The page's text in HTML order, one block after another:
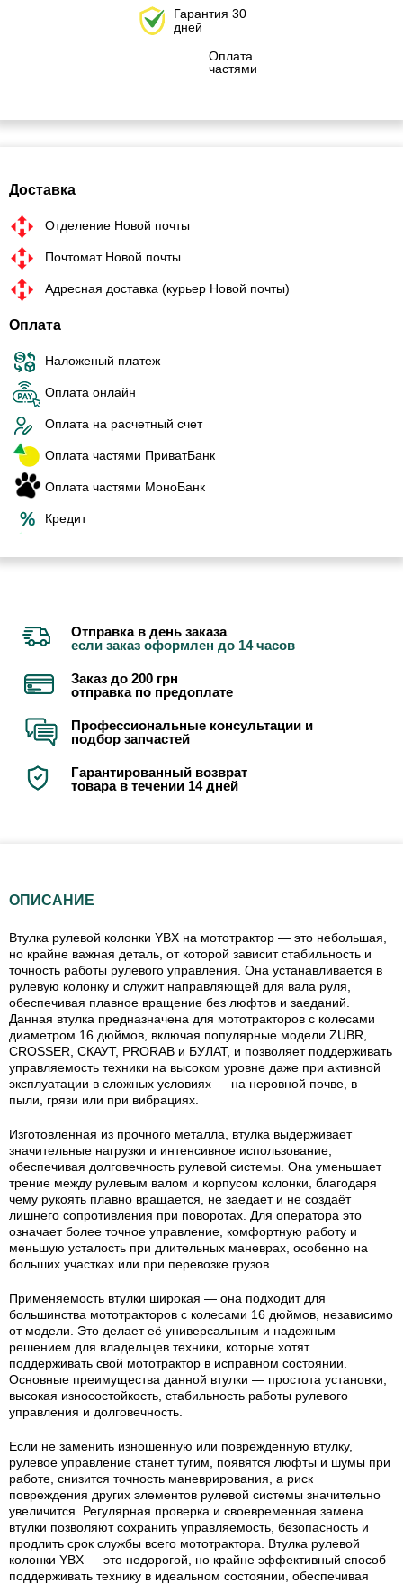
Гарантия 30
дней
Оплата
частями
Доставка
Отделение Новой почты
Почтомат Новой почты
Адресная доставка (курьер Новой почты)
Оплата
Наложеный платеж
Оплата онлайн
Оплата на расчетный счет
Оплата частями ПриватБанк
Оплата частями МоноБанк
Кредит
Отправка в день заказа
если заказ оформлен до 14 часов
Заказ до 200 грн
отправка по предоплате
Профессиональные консультации и
подбор запчастей
Гарантированный возврат
товара в течении 14 дней
ОПИСАНИЕ
Втулка рулевой колонки YBX на мототрактор — это небольшая,
но крайне важная деталь, от которой зависит стабильность и
точность работы рулевого управления. Она устанавливается в
рулевую колонку и служит направляющей для вала руля,
обеспечивая плавное вращение без люфтов и заеданий.
Данная втулка предназначена для мототракторов с колесами
диаметром 16 дюймов, включая популярные модели ZUBR,
CROSSER, СКАУТ, PRORAB и БУЛАТ, и позволяет поддерживать
управляемость техники на высоком уровне даже при активной
эксплуатации в сложных условиях — на неровной почве, в
пыли, грязи или при вибрациях.
Изготовленная из прочного металла, втулка выдерживает
значительные нагрузки и интенсивное использование,
обеспечивая долговечность рулевой системы. Она уменьшает
трение между рулевым валом и корпусом колонки, благодаря
чему рукоять плавно вращается, не заедает и не создаёт
лишнего сопротивления при поворотах. Для оператора это
означает более точное управление, комфортную работу и
меньшую усталость при длительных маневрах, особенно на
больших участках или при перевозке грузов.
Применяемость втулки широкая — она подходит для
большинства мототракторов с колесами 16 дюймов, независимо
от модели. Это делает её универсальным и надежным
решением для владельцев техники, которые хотят
поддерживать свой мототрактор в исправном состоянии.
Основные преимущества данной втулки — простота установки,
высокая износостойкость, стабильность работы рулевого
управления и долговечность.
Если не заменить изношенную или поврежденную втулку,
рулевое управление станет тугим, появятся люфты и шумы при
работе, снизится точность маневрирования, а риск
повреждения других элементов рулевой системы значительно
увеличится. Регулярная проверка и своевременная замена
втулки позволяют сохранить управляемость, безопасность и
продлить срок службы всего мототрактора. Втулка рулевой
колонки YBX — это недорогой, но крайне эффективный способ
поддерживать технику в идеальном состоянии, обеспечивая